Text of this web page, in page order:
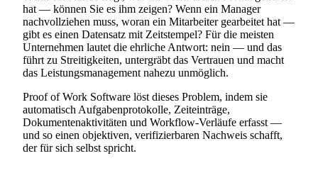
hat — können Sie es ihm zeigen? Wenn ein Manager
nachvollziehen muss, woran ein Mitarbeiter gearbeitet hat —
gibt es einen Datensatz mit Zeitstempel? Für die meisten
Unternehmen lautet die ehrliche Antwort: nein — und das
führt zu Streitigkeiten, untergräbt das Vertrauen und macht
das Leistungsmanagement nahezu unmöglich.
Proof of Work Software löst dieses Problem, indem sie
automatisch Aufgabenprotokolle, Zeiteinträge,
Dokumentenaktivitäten und Workflow-Verläufe erfasst —
und so einen objektiven, verifizierbaren Nachweis schafft,
der für sich selbst spricht.